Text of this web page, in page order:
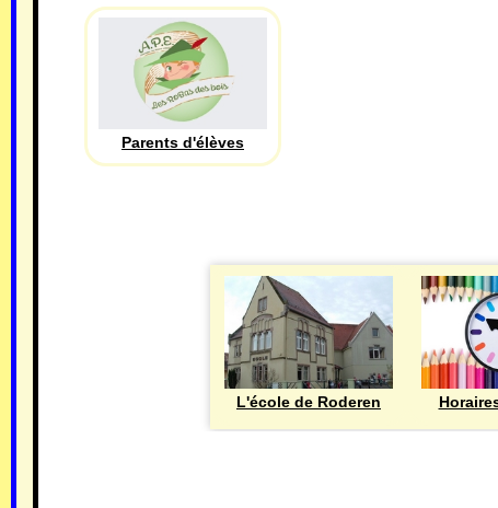
Parents d'élèves
L'école de Roderen